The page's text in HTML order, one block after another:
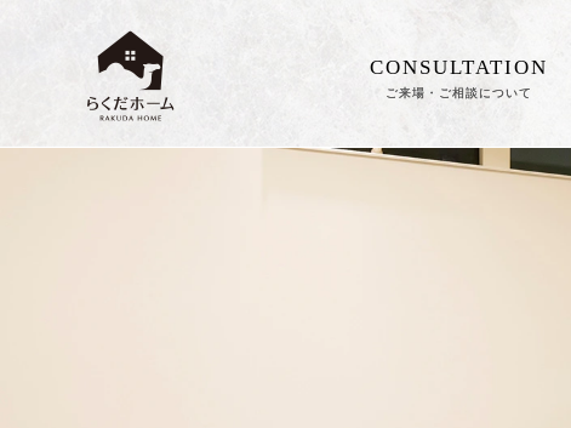
CONSULTATION
ご来場・ご相談について